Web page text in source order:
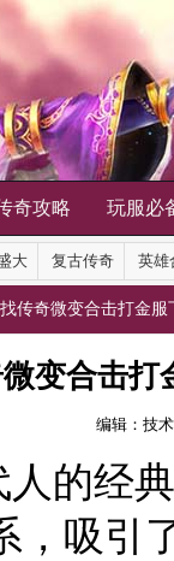
奇攻略 玩服必
大 复古传奇 英雄
传奇微变合击打金
变合击打
编辑：技
的经
，吸引